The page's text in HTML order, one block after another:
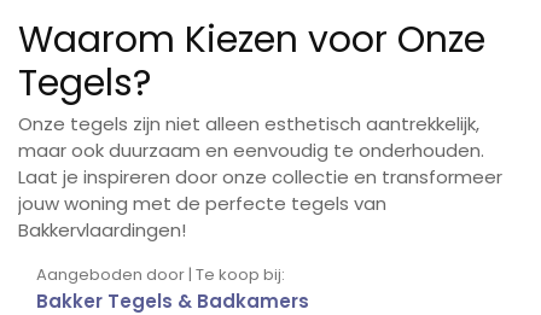
Waarom Kiezen voor Onze
Tegels?
Onze tegels zijn niet alleen esthetisch aantrekkelijk,
maar ook duurzaam en eenvoudig te onderhouden.
Laat je inspireren door onze collectie en transformeer
jouw woning met de perfecte tegels van
Bakkervlaardingen!
Aangeboden door | Te koop bij:
Bakker Tegels & Badkamers